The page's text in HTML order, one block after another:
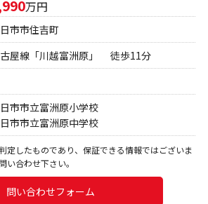
万円
市市住吉町
屋線「川越富洲原」 徒歩11分
市市立富洲原小学校
市市立富洲原中学校
定したものであり、保証できる情報ではございま
い合わせ下さい。
問い合わせフォーム